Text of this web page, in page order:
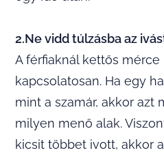
2.Ne vidd túlzásba az
A férfiaknál kettős mérce
kapcsolatosan. Ha egy
mint a szamár, akkor azt
milyen menő alak.
kicsit többet ivott, akkor